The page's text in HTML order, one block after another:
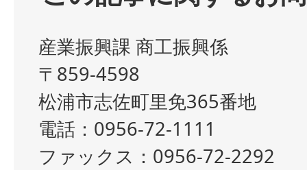
産業振興課 商工振興係
〒859-4598
松浦市志佐町里免365番地
電話：0956-72-1111
ファックス：0956-72-2292